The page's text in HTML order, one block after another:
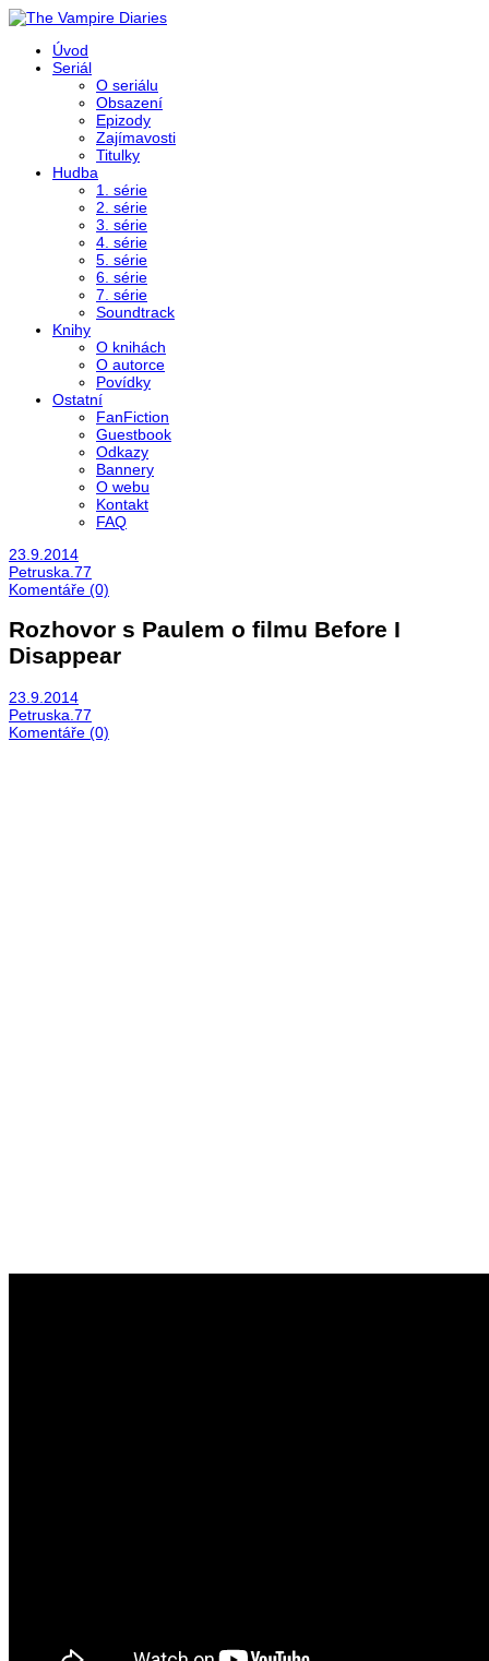
Úvod
Seriál
O seriálu
Obsazení
Epizody
Zajímavosti
Titulky
Hudba
1. série
2. série
3. série
4. série
5. série
6. série
7. série
Soundtrack
Knihy
O knihách
O autorce
Povídky
Ostatní
FanFiction
Guestbook
Odkazy
Bannery
O webu
Kontakt
FAQ
23.9.2014
Petruska.77
Komentáře (0)
Rozhovor s Paulem o filmu Before I
Disappear
23.9.2014
Petruska.77
Komentáře (0)